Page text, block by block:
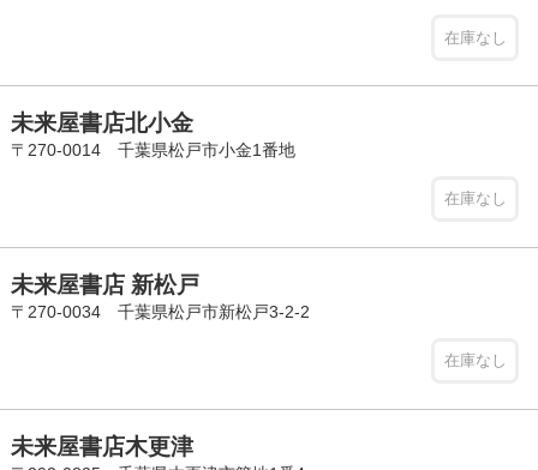
在庫なし
未来屋書店北小金
〒270-0014 千葉県松戸市小金1番地
在庫なし
未来屋書店 新松戸
〒270-0034 千葉県松戸市新松戸3-2-2
在庫なし
未来屋書店木更津